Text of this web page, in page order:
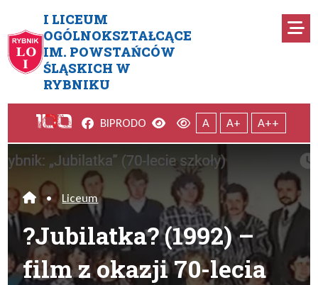
I LICEUM
OGÓLNOKSZTAŁCĄCE
IM. POWSTAŃCÓW
ŚLĄSKICH W
RYBNIKU
?Jubilatka? (1992) – film z
Facebook
BIPRODO Wersja kontrastowa
Wersja domyślna
A A+ A++
Home
• Liceum
?Jubilatka? (1992) –
film z okazji 70-lecia